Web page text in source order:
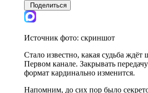
Поделиться
Источник фото: скриншот
Стало известно, какая судьба ждёт
Первом канале. Закрывать
формат кардинально изменится.
Напомним, до сих пор было